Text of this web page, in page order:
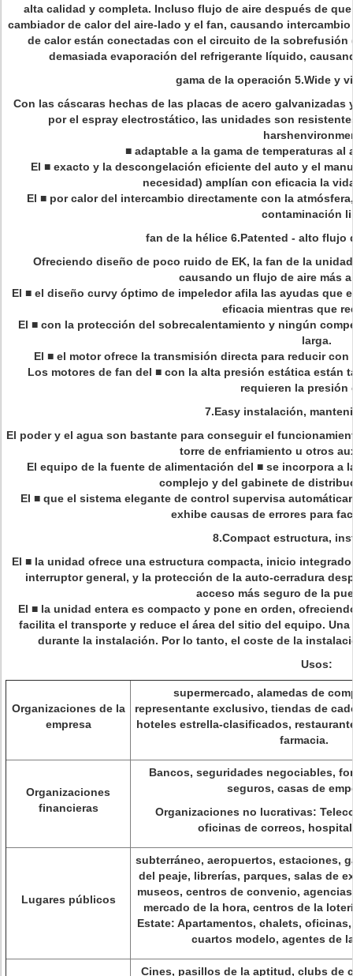
alta calidad y completa. Incluso flujo de aire después de
cambiador de calor del aire-lado y el fan, causando
de calor están conectadas con el circuito de la sobrefusión
demasiada evaporación del refrigerante líquido,
gama de la operación 5.Wide y
Con las cáscaras hechas de las placas de acero
por el espray electrostático, las unidades son
■ adaptable a la gama de temperaturas al
El ■ exacto y la descongelación eficiente del auto y el
necesidad) amplían con eficacia la
El ■ por calor del intercambio directamente con la
contaminación
fan de la hélice 6.Patented - alto flujo
Ofreciendo diseño de poco ruido de EK, la fan de la
causando un flujo de aire más
El ■ el diseño curvy óptimo de impeledor afila las ayudas que
eficacia mientras que
El ■ con la protección del sobrecalentamiento y ningún
larga.
El ■ el motor ofrece la transmisión directa para reducir
Los motores de fan del ■ con la alta presión estática
requieren la presión
7.Easy instalación,
El poder y el agua son bastante para conseguir el
torre de enfriamiento u otros
El equipo de la fuente de alimentación del ■ se incorpora a
complejo y del gabinete de
El ■ que el sistema elegante de control supervisa
exhibe causas de errores para
8.Compact estructura,
El ■ la unidad ofrece una estructura compacta, inicio
interruptor general, y la protección de la auto-cerradura
acceso más seguro de la
El ■ la unidad entera es compacto y pone en orden,
facilita el transporte y reduce el área del sitio del equipo.
durante la instalación. Por lo tanto, el coste de la
Usos:
Organizaciones de la
empresa
supermercado, alamedas de
representante exclusivo, tiendas de
hoteles estrella-clasificados,
farmacia.
Organizaciones
financieras
Bancos, seguridades negociables,
seguros, casas de
Organizaciones no lucrativas:
oficinas de correos,
Lugares públicos
subterráneo, aeropuertos, estaciones,
del peaje, librerías, parques, salas de
museos, centros de convenio,
mercado de la hora, centros de la
Estate: Apartamentos, chalets,
cuartos modelo, agentes de
Cines, pasillos de la aptitud, clubs de